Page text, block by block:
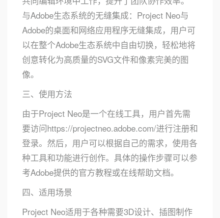
与Adobe生态系统的无缝集成：Project Neo与
Adobe的桌面和网络应用程序无缝集成，用户可
以在整个Adobe生态系统中自由切换，轻松地将
创意转化为高质量的SVG文件和像素完美的图
像。
三、使用方法
由于Project Neo是一个在线工具，用户首先需
要访问https://projectneo.adobe.com/进行注册和
登录。然后，用户可以根据自己的需求，使用各
种工具和功能进行创作。具体的操作步骤可以参
考Adobe提供的官方教程或在线帮助文档。
四、适用场景
Project Neo适用于各种需要3D设计、插图制作